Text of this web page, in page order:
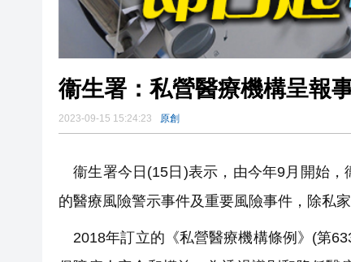
衞生署：私營醫療機構呈報
2023-09-15 15:24:23 原創
衞生署今日(15日)表示，由今年9月開始，
的醫療風險警示事件及重要風險事件，除私
2018年訂立的《私營醫療機構條例》(第